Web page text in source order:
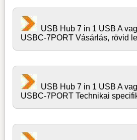
USB Hub 7 in 1 USB A
USBC-7PORT Vásárlás, rövid
USB Hub 7 in 1 USB A
USBC-7PORT Technikai